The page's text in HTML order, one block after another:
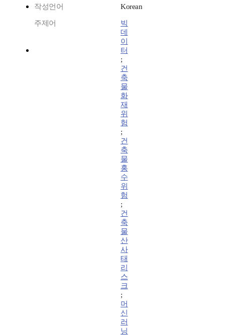
작성언어 Korean
주제어
빅
데
이
터
;
건
축
물
화
재
위
험
;
건
축
물
홍
수
위
험
;
건
축
물
산
사
태
리
스
크
;
머
신
러
닝